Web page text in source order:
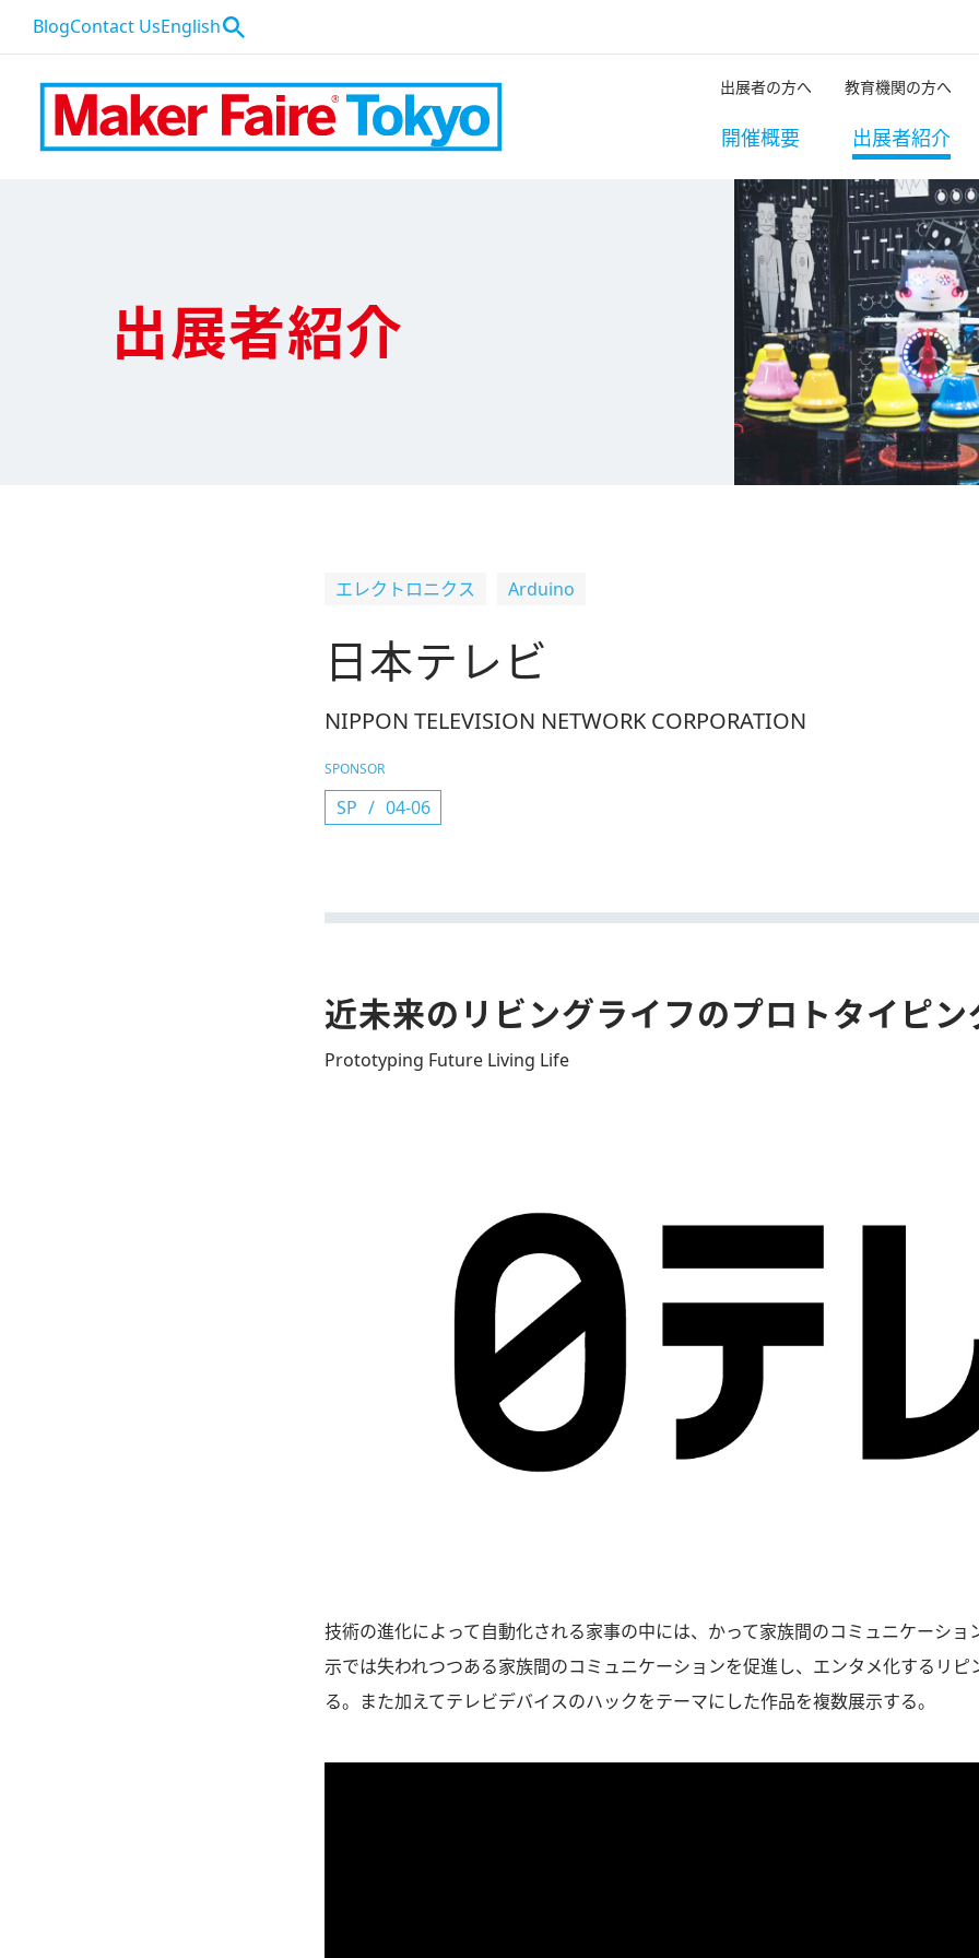
BlogContact UsEnglish
出展者の方へ 教育機関の方へ
開催概要 出展者紹介
出展者紹介
エレクトロニクス Arduino
日本テレビ
NIPPON TELEVISION NETWORK CORPORATION
SPONSOR
SP 04-06
近未来のリビングライフのプロトタイピン
Prototyping Future Living Life
技術の進化によって自動化される家事の中には、かって家族間のコミュニケーショ
示では失われつつある家族間のコミュニケーションを促進し、エンタメ化するリピ
る。また加えてテレビデバイスのハックをテーマにした作品を複数展示する。